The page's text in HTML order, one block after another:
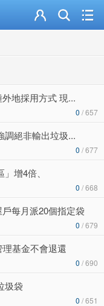
地採用方式 現...
0 / 657
調絕非輸出垃圾...
0 / 677
增4倍、
0 / 668
每月派20個指定袋
0 / 679
基金不會退還
0 / 690
圾袋
0 / 651